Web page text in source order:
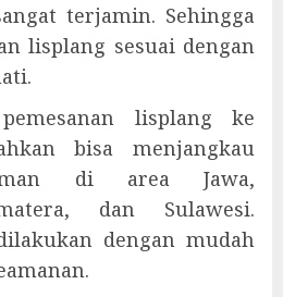
terjamin. Sehingga
lisplang sesuai dengan
lisplang ke
bisa menjangkau
di area Jawa,
dan Sulawesi.
dengan mudah